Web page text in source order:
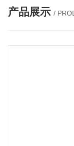
产品展示 /